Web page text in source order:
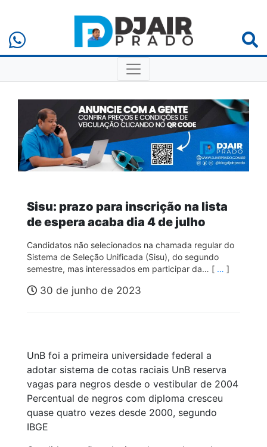
Sisu: prazo para inscrição na lista
de espera acaba dia 4 de julho
Candidatos não selecionados na chamada regular do
Sistema de Seleção Unificada (Sisu), do segundo
semestre, mas interessados em participar da… [ … ]
30 de junho de 2023
UnB foi a primeira universidade federal a
adotar sistema de cotas raciais UnB reserva
vagas para negros desde o vestibular de 2004
Percentual de negros com diploma cresceu
quase quatro vezes desde 2000, segundo
IBGE